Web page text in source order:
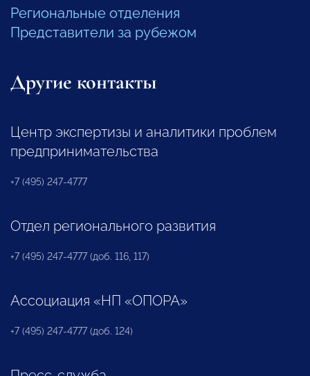
Региональные отделения
Представители за рубежом
Другие контакты
Центр экспертизы и аналитики проблем
предпринимательства
+7 (495) 247-4777
Отдел регионального развития
+7 (495) 247-4777 (доб. 116, 117)
Ассоциация «НП «ОПОРА»
+7 (495) 247-4777 (доб. 124)